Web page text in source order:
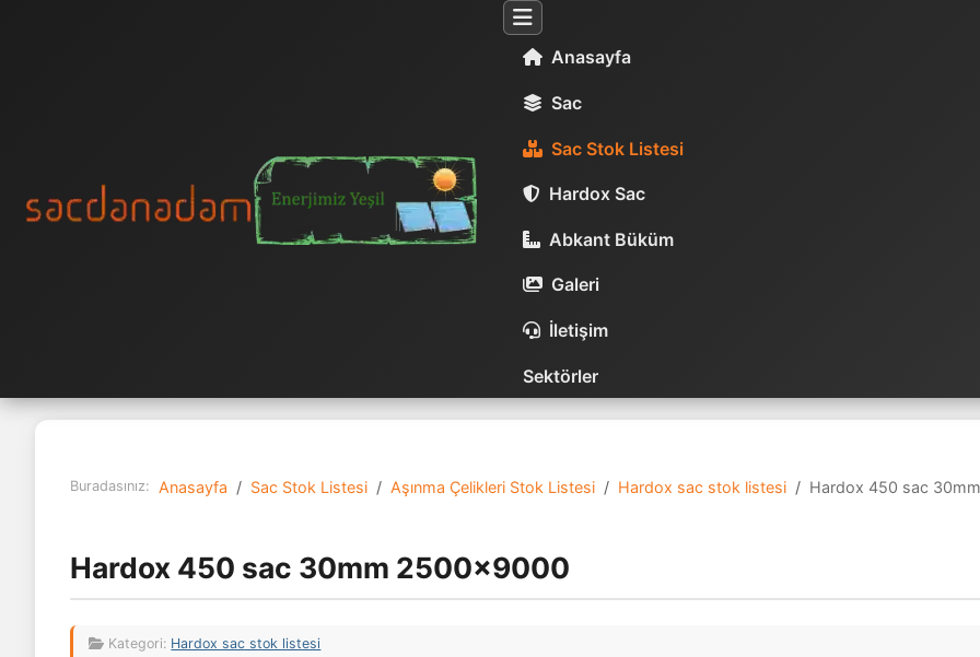
Anasayfa
Sac
Sac Stok Listesi
Hardox Sac
Abkant Büküm
Galeri
İletişim
Sektörler
Buradasınız: Anasayfa Sac Stok Listesi Aşınma Çelikleri Stok Listesi Hardox sac stok listesi Hardox 450 sac
Hardox 450 sac 30mm 2500x9000
Kategori: Hardox sac stok listesi